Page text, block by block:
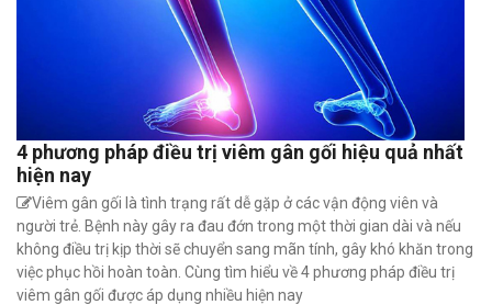
4 phương pháp điều trị viêm gân gối hiệu quả nhất
hiện nay
Viêm gân gối là tình trạng rất dễ gặp ở các vận động viên và
người trẻ. Bệnh này gây ra đau đớn trong một thời gian dài và nếu
không điều trị kịp thời sẽ chuyển sang mãn tính, gây khó khăn trong
việc phục hồi hoàn toàn. Cùng tìm hiểu về 4 phương pháp điều trị
viêm gân gối được áp dụng nhiều hiện nay